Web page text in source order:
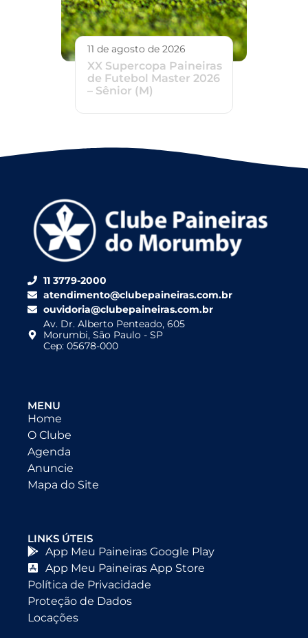
11 de agosto de 2026
XX Supercopa Paineiras
de Futebol Master 2026
– Sênior (M)
11 3779-2000
atendimento@clubepaineiras.com.br
ouvidoria@clubepaineiras.com.br
Av. Dr. Alberto Penteado, 605
Morumbi, São Paulo - SP
Cep: 05678-000
MENU
Home
O Clube
Agenda
Anuncie
Mapa do Site
LINKS ÚTEIS
App Meu Paineiras Google Play
App Meu Paineiras App Store
Política de Privacidade
Proteção de Dados
Locações